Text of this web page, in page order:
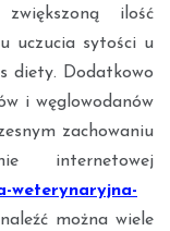
ilość
uczucia sytości u
diety. Dodatkowo
i węglowodanów
zachowaniu
internetowej
weterynaryjna-
można wiele